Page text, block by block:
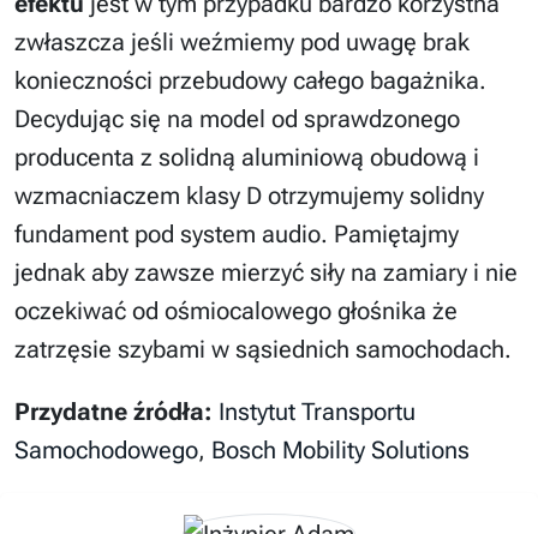
zwłaszcza jeśli weźmiemy pod uwagę brak
konieczności przebudowy całego bagażnika.
Decydując się na model od sprawdzonego
producenta z solidną aluminiową obudową i
wzmacniaczem klasy D otrzymujemy solidny
fundament pod system audio. Pamiętajmy
jednak aby zawsze mierzyć siły na zamiary i nie
oczekiwać od ośmiocalowego głośnika że
zatrzęsie szybami w sąsiednich samochodach.
Przydatne źródła: Instytut Transportu
Samochodowego, Bosch Mobility Solutions